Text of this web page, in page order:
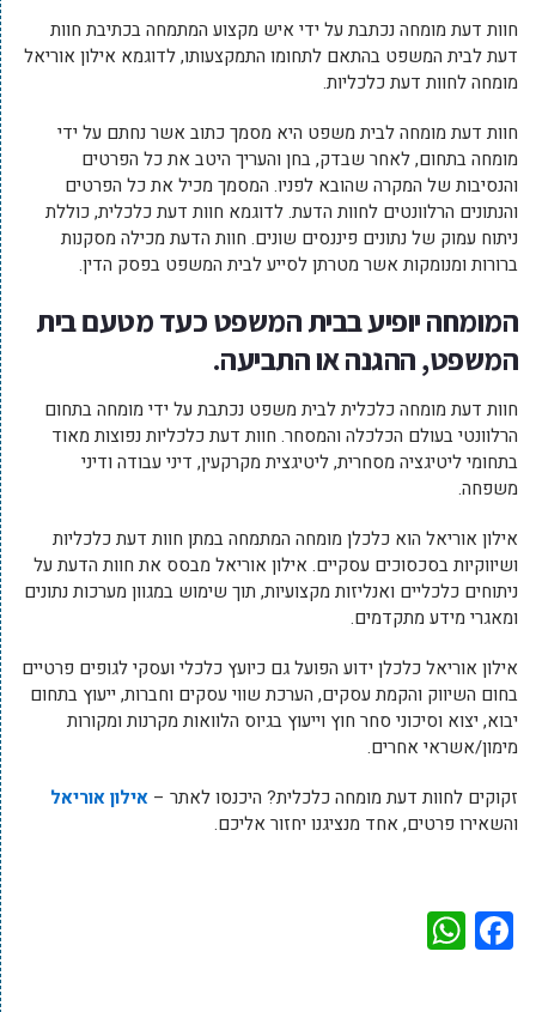
חוות דעת מומחה נכתבת על ידי איש מקצוע המתמחה בכתיבת חוות
דעת לבית המשפט בהתאם לתחומו התמקצעותו, לדוגמא אילון אוריאל
מומחה לחוות דעת כלכליות.
חוות דעת מומחה לבית משפט היא מסמך כתוב אשר נחתם על ידי
מומחה בתחום, לאחר שבדק, בחן והעריך היטב את כל הפרטים
והנסיבות של המקרה שהובא לפניו. המסמך מכיל את כל הפרטים
והנתונים הרלוונטים לחוות הדעת. לדוגמא חוות דעת כלכלית, כוללת
ניתוח עמוק של נתונים פיננסים שונים. חוות הדעת מכילה מסקנות
ברורות ומנומקות אשר מטרתן לסייע לבית המשפט בפסק הדין.
המומחה יופיע בבית המשפט כעד מטעם בית
המשפט, ההגנה או התביעה.
חוות דעת מומחה כלכלית לבית משפט נכתבת על ידי מומחה בתחום
הרלוונטי בעולם הכלכלה והמסחר. חוות דעת כלכליות נפוצות מאוד
בתחומי ליטיגציה מסחרית, ליטיגצית מקרקעין, דיני עבודה ודיני
משפחה.
אילון אוריאל הוא כלכלן מומחה המתמחה במתן חוות דעת כלכליות
ושיווקיות בסכסוכים עסקיים. אילון אוריאל מבסס את חוות הדעת על
ניתוחים כלכליים ואנליזות מקצועיות, תוך שימוש במגוון מערכות נתונים
ומאגרי מידע מתקדמים.
אילון אוריאל כלכלן ידוע הפועל גם כיועץ כלכלי ועסקי לגופים פרטיים
בחום השיווק והקמת עסקים, הערכת שווי עסקים וחברות, ייעוץ בתחום
יבוא, יצוא וסיכוני סחר חוץ וייעוץ בגיוס הלוואות מקרנות ומקורות
מימון/אשראי אחרים.
זקוקים לחוות דעת מומחה כלכלית? היכנסו לאתר – אילון אוריאל
והשאירו פרטים, אחד מנציגנו יחזור אליכם.
Facebook